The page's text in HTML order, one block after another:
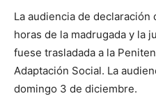
La audiencia de
horas de la madrugada y la
fuese trasladada a la
Adaptación Social. La
domingo 3 de diciembre.